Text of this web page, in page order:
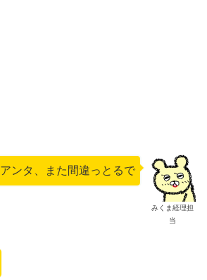
みくま経理担
当
アンタ、また間違っとるで